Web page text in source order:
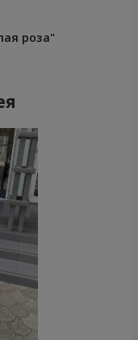
роза"